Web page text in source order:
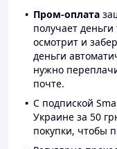
Пром-оплата
получает деньги
осмотрит и
деньги
нужно
почте.
С подпиской
Украине за 50
покупки, чтобы